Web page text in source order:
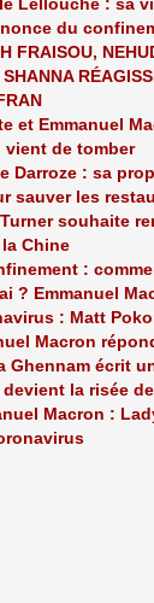
du
FRAISOU,
et Emmanuel
vient de tomber
Darroze : sa
sauver les
souhaite
Chine
:
? Emmanuel
: Matt
Macron
Ghennam écrit
la risée
Macron :